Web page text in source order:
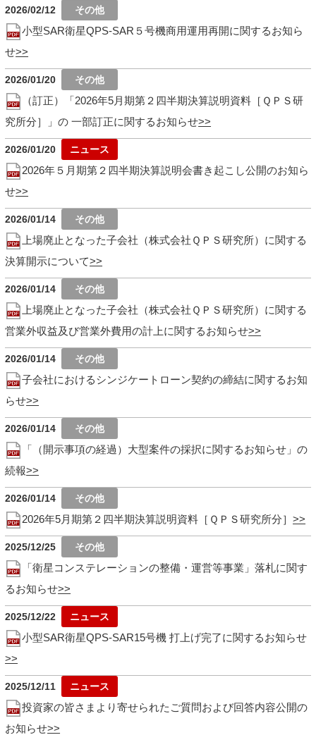
2026/02/12
小型SAR衛星QPS-SAR５号機商用運用再開に関するお知ら
せ
2026/01/20
（訂正）「2026年5月期第２四半期決算説明資料［ＱＰＳ研
究所分］」の 一部訂正に関するお知らせ
2026/01/20
2026年５月期第２四半期決算説明会書き起こし公開のお知ら
せ
2026/01/14
上場廃止となった子会社（株式会社ＱＰＳ研究所）に関する
決算開示について
2026/01/14
上場廃止となった子会社（株式会社ＱＰＳ研究所）に関する
営業外収益及び営業外費用の計上に関するお知らせ
2026/01/14
子会社におけるシンジケートローン契約の締結に関するお知
らせ
2026/01/14
「（開示事項の経過）大型案件の採択に関するお知らせ」の
続報
2026/01/14
2026年5月期第２四半期決算説明資料［ＱＰＳ研究所分］
2025/12/25
「衛星コンステレーションの整備・運営等事業」落札に関す
るお知らせ
2025/12/22
小型SAR衛星QPS-SAR15号機 打上げ完了に関するお知らせ
2025/12/11
投資家の皆さまより寄せられたご質問および回答内容公開の
お知らせ